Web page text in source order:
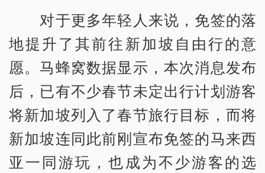
对于更多年轻人来说，免签的落
地提升了其前往新加坡自由行的意
愿。马蜂窝数据显示，本次消息发布
后，已有不少春节未定出行计划游客
将新加坡列入了春节旅行目标，而将
新加坡连同此前刚宣布免签的马来西
亚一同游玩，也成为不少游客的选